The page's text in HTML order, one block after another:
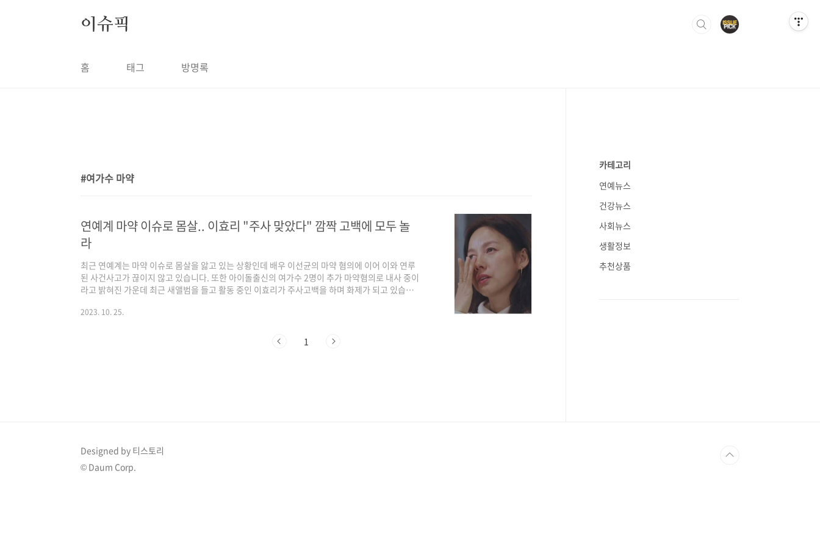
이슈픽
홈 태그 방명록
여가수 마약
연예계 마약 이슈로 몸살.. 이효리 "주사 맞았다" 깜짝 고백에 모두 놀
라
최근 연예계는 마약 이슈로 몸살을 앓고 있는 상황인데 배우 이선균의 마약 혐의에 이어 이와 연루
된 사건사고가 끊이지 않고 있습니다. 또한 아이돌출신의 여가수 2명이 추가 마약혐의로 내사 중이
라고 밝혀진 가운데 최근 새앨범을 들고 활동 중인 이효리가 주사고백을 하며 화제가 되고 있습니
송 및 개인 SNS를 통해 팬들과 활발하게 소통 중입니다. 그가 최근 CF촬영을 위해 미용 시술을 받
크유플레이(Hong's MakeuPlay)'에는 '효리 왔어요~ 잘 나가다가 왜 그러시냐구요…? 채널고
2023. 10. 25.
1
카테고리
연예뉴스
건강뉴스
사회뉴스
생활정보
추천상품
Designed by 티스토리
© Daum Corp.